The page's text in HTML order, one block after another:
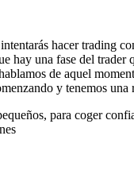
hacer trading
hay una fase del trader
de aquel
y tenemos una
para coger